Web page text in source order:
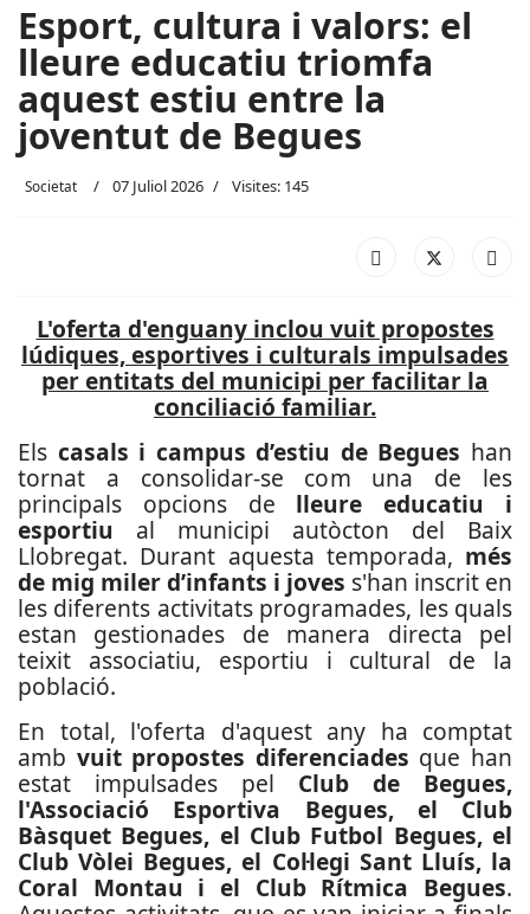
Esport, cultura i valors: el
lleure educatiu triomfa
aquest estiu entre la
joventut de Begues
Societat 07 Juliol 2026 Visites: 145
L'oferta d'enguany inclou vuit propostes
lúdiques, esportives i culturals impulsades
per entitats del municipi per facilitar la
conciliació familiar.
Els casals i campus d’estiu de Begues han
tornat a consolidar-se com una de les
principals opcions de lleure educatiu i
esportiu al municipi autòcton del Baix
Llobregat. Durant aquesta temporada, més
de mig miler d’infants i joves s'han inscrit en
les diferents activitats programades, les quals
estan gestionades de manera directa pel
teixit associatiu, esportiu i cultural de la
població.
En total, l'oferta d'aquest any ha comptat
amb vuit propostes diferenciades que han
estat impulsades pel Club de Begues,
l'Associació Esportiva Begues, el Club
Bàsquet Begues, el Club Futbol Begues, el
Club Vòlei Begues, el Col·legi Sant Lluís, la
Coral Montau i el Club Rítmica Begues.